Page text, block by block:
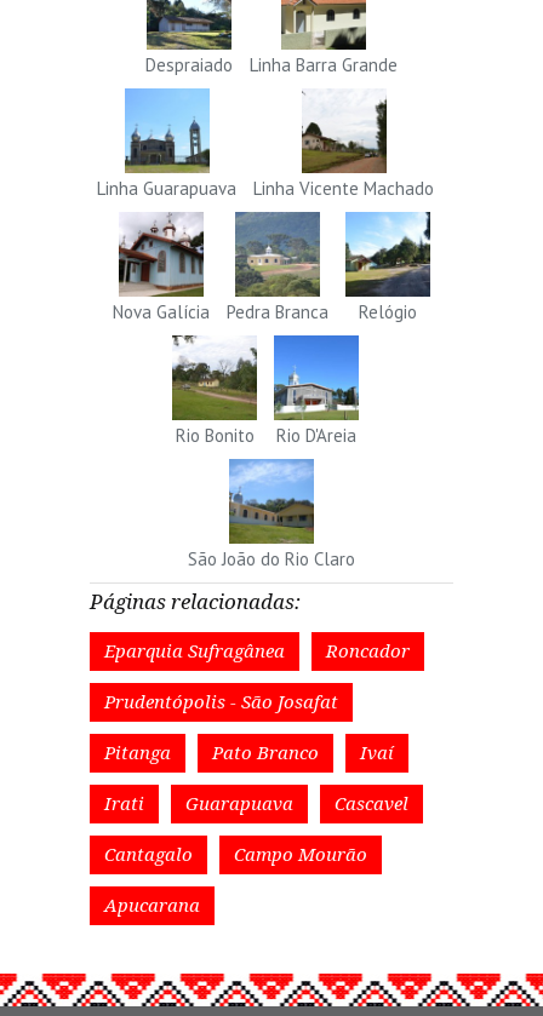
Despraiado Linha Barra Grande
Linha Guarapuava Linha Vicente Machado
Nova Galícia Pedra Branca Relógio
Rio Bonito Rio D'Areia
São João do Rio Claro
Páginas relacionadas:
Eparquia Sufragânea Roncador
Prudentópolis - São Josafat
Pitanga Pato Branco Ivaí
Irati Guarapuava Cascavel
Cantagalo Campo Mourão
Apucarana